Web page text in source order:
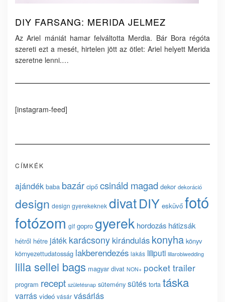
DIY FARSANG: MERIDA JELMEZ
Az Ariel mániát hamar felváltotta Merdia. Bár Bora régóta
szereti ezt a mesét, hirtelen jött az ötlet: Ariel helyett Merida
szeretne lenni.…
[instagram-feed]
CÍMKÉK
ajándék baba bazár cipő csináld magad dekor dekoráció
design design gyerekeknek divatDIY esküvő fotó
fotózom gif gopro gyerek hordozás hátizsák
hétről hétre játék karácsony kirándulás konyha könyv
környezettudatosság lakberendezés lakás liliputi lillarobiwedding
lilla sellei bags magyar divat NON+ pocket trailer
program recept születésnap sütemény sütés torta táska
varrás videó vásár vásárlás